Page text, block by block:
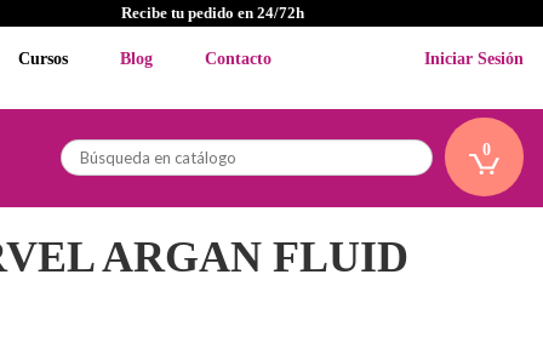
Recibe tu pedido en 24/72h
Cursos Blog Contacto Iniciar Sesión
0
ARGAN FLUID